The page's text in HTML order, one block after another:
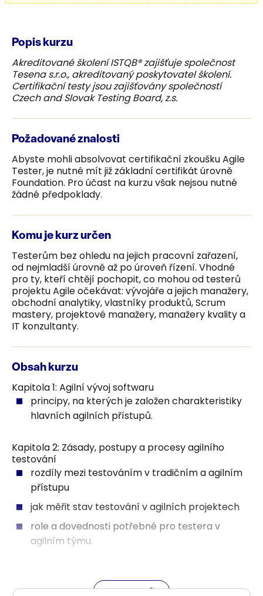
Popis kurzu
Akreditované školení ISTQB® zajišťuje společnost
Tesena s.r.o., akreditovaný poskytovatel školení.
Certifikační testy jsou zajišťovány společností
Czech and Slovak Testing Board, z.s.
Požadované znalosti
Abyste mohli absolvovat certifikační zkoušku Agile
Tester, je nutné mít již základní certifikát úrovně
Foundation. Pro účast na kurzu však nejsou nutné
žádné předpoklady.
Komu je kurz určen
Testerům bez ohledu na jejich pracovní zařazení,
od nejmladší úrovně až po úroveň řízení. Vhodné
pro ty, kteří chtějí pochopit, co mohou od testerů
projektu Agile očekávat: vývojáře a jejich manažery,
obchodní analytiky, vlastníky produktů, Scrum
mastery, projektové manažery, manažery kvality a
IT konzultanty.
Obsah kurzu
Kapitola 1: Agilní vývoj softwaru
principy, na kterých je založen charakteristiky
hlavních agilních přístupů.
Kapitola 2: Zásady, postupy a procesy agilního
testování
rozdíly mezi testováním v tradičním a agilním
přístupu
jak měřit stav testování v agilních projektech
role a dovednosti potřebné pro testera v
agilním týmu.
ZOBRAZIT VŠE